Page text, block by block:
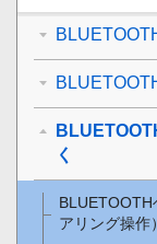
く
アリング操作）